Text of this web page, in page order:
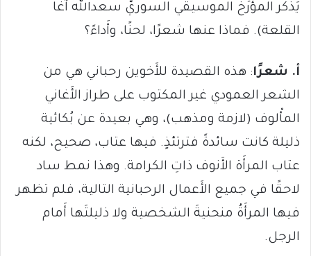
يَذكر المؤَرِّخ الموسيقي السوريّ سعدالله آغا
القلعة). فماذا عنها شعرًا، لحنًا، وأَداءً؟
أ. شعرًا: هذه القصيدة للأَخوين رحباني هي من
الشعر العمودي غير المكتوب على طراز الأَغاني
المأْلوف (لازمة ومذهب)، وهي بعيدة عن بُكائية
ذليلة كانت سائدةً فترتئذٍ. فيها عتاب، صحيح، لكنه
عتاب المرأَة الأَنوف ذاتِ الكرامة. وهذا نمط ساد
لاحقًا في جميع الأَعمال الرحبانية التالية، فلم تظهر
فيها المرأَةُ منحنيةَ الشخصية ولا ذليلتَها أَمام
الرجل.